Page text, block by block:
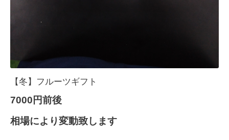
【冬】フルーツギフト
7000円前後
相場により変動致します